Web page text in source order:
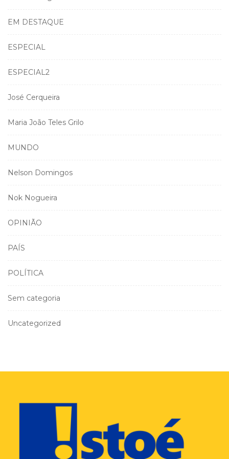
EM DESTAQUE
ESPECIAL
ESPECIAL2
José Cerqueira
Maria João Teles Grilo
MUNDO
Nelson Domingos
Nok Nogueira
OPINIÃO
PAÍS
POLÍTICA
Sem categoria
Uncategorized